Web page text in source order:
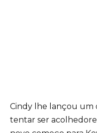
Cindy lhe lançou um
tentar ser